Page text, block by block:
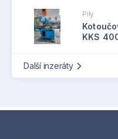
Pily
KKS
Další inzeráty